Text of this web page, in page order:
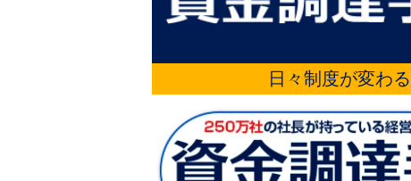
日々制度が変わる